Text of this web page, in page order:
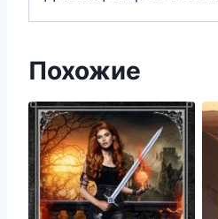
Похожие